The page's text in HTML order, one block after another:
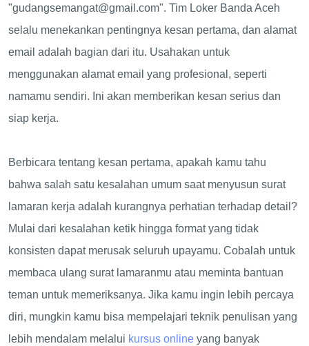
"gudangsemangat@gmail.com". Tim Loker Banda Aceh
selalu menekankan pentingnya kesan pertama, dan alamat
email adalah bagian dari itu. Usahakan untuk
menggunakan alamat email yang profesional, seperti
namamu sendiri. Ini akan memberikan kesan serius dan
siap kerja.
Berbicara tentang kesan pertama, apakah kamu tahu
bahwa salah satu kesalahan umum saat menyusun surat
lamaran kerja adalah kurangnya perhatian terhadap detail?
Mulai dari kesalahan ketik hingga format yang tidak
konsisten dapat merusak seluruh upayamu. Cobalah untuk
membaca ulang surat lamaranmu atau meminta bantuan
teman untuk memeriksanya. Jika kamu ingin lebih percaya
diri, mungkin kamu bisa mempelajari teknik penulisan yang
lebih mendalam melalui kursus online yang banyak